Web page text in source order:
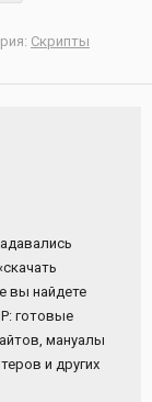
Скрипты
вы найдете
готовые
мануалы
и других